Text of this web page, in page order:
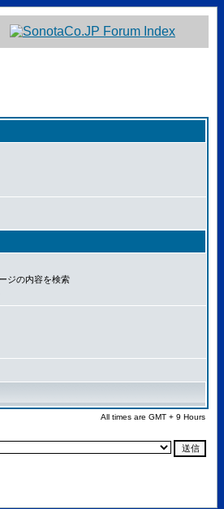
ジの内容を検索
All times are GMT + 9 Hours